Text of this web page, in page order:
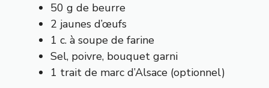
50 g de beurre
2 jaunes d’œufs
1 c. à soupe de farine
Sel, poivre, bouquet garni
1 trait de marc d’Alsace (optionnel)